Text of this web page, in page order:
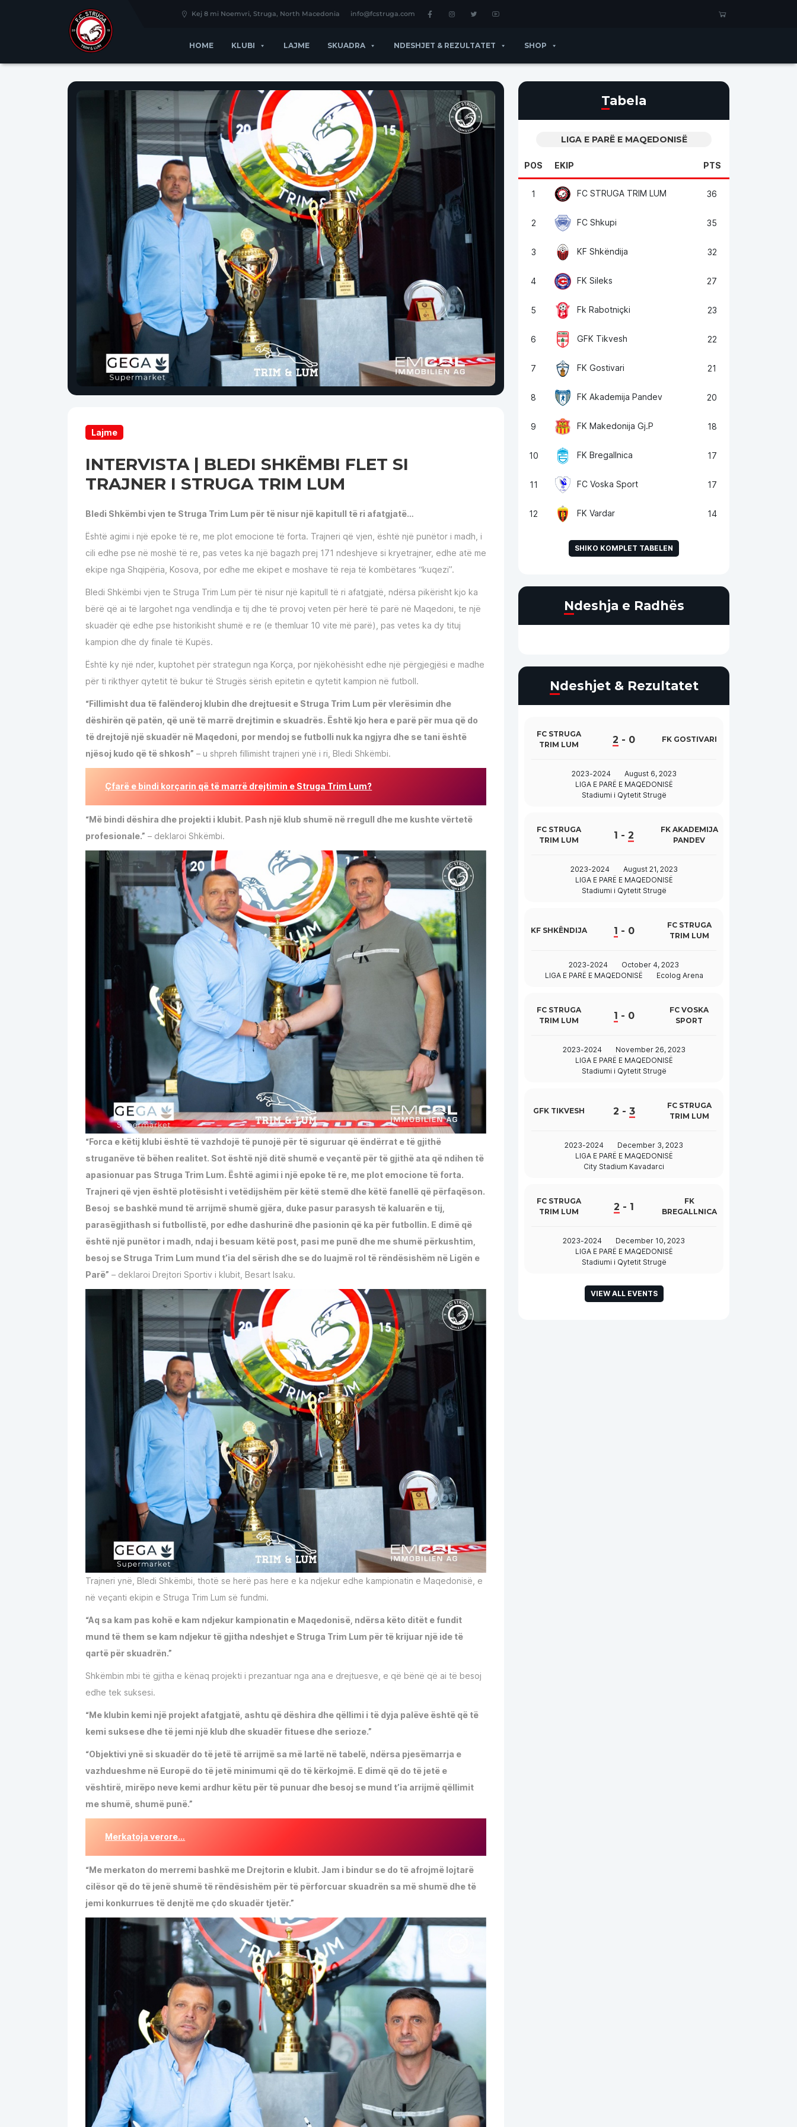
Kej 8 mi Noemvri, Struga, North Macedonia info@fcstruga.com
HOME KLUBI LAJME SKUADRA NDESHJET & REZULTATET SHOP
Lajme
INTERVISTA | BLEDI SHKËMBI FLET SI
TRAJNER I STRUGA TRIM LUM
Bledi Shkëmbi vjen te Struga Trim Lum për të nisur një kapitull të ri afatgjatë…
Është agimi i një epoke të re, me plot emocione të forta. Trajneri që vjen, është një punëtor i madh, i
cili edhe pse në moshë të re, pas vetes ka një bagazh prej 171 ndeshjeve si kryetrajner, edhe atë me
ekipe nga Shqipëria, Kosova, por edhe me ekipet e moshave të reja të kombëtares “kuqezi”.
Bledi Shkëmbi vjen te Struga Trim Lum për të nisur një kapitull të ri afatgjatë, ndërsa pikërisht kjo ka
bërë që ai të largohet nga vendlindja e tij dhe të provoj veten për herë të parë në Maqedoni, te një
skuadër që edhe pse historikisht shumë e re (e themluar 10 vite më parë), pas vetes ka dy tituj
kampion dhe dy finale të Kupës.
Është ky një nder, kuptohet për strategun nga Korça, por njëkohësisht edhe një përgjegjësi e madhe
për ti rikthyer qytetit të bukur të Strugës sërish epitetin e qytetit kampion në futboll.
“Fillimisht dua të falënderoj klubin dhe drejtuesit e Struga Trim Lum për vlerësimin dhe
dëshirën që patën, që unë të marrë drejtimin e skuadrës. Është kjo hera e parë për mua që do
të drejtojë një skuadër në Maqedoni, por mendoj se futbolli nuk ka ngjyra dhe se tani është
njësoj kudo që të shkosh” – u shpreh fillimisht trajneri ynë i ri, Bledi Shkëmbi.
Çfarë e bindi korçarin që të marrë drejtimin e Struga Trim Lum?
“Më bindi dëshira dhe projekti i klubit. Pash një klub shumë në rregull dhe me kushte vërtetë
profesionale.” – deklaroi Shkëmbi.
“Forca e këtij klubi është të vazhdojë të punojë për të siguruar që ëndërrat e të gjithë
struganëve të bëhen realitet. Sot është një ditë shumë e veçantë për të gjithë ata që ndihen të
apasionuar pas Struga Trim Lum. Është agimi i një epoke të re, me plot emocione të forta.
Trajneri që vjen është plotësisht i vetëdijshëm për këtë stemë dhe këtë fanellë që përfaqëson.
Besoj se bashkë mund të arrijmë shumë gjëra, duke pasur parasysh të kaluarën e tij,
parasëgjithash si futbollistë, por edhe dashurinë dhe pasionin që ka për futbollin. E dimë që
është një punëtor i madh, ndaj i besuam këtë post, pasi me punë dhe me shumë përkushtim,
besoj se Struga Trim Lum mund t’ia del sërish dhe se do luajmë rol të rëndësishëm në Ligën e
Parë” – deklaroi Drejtori Sportiv i klubit, Besart Isaku.
Trajneri ynë, Bledi Shkëmbi, thotë se herë pas here e ka ndjekur edhe kampionatin e Maqedonisë, e
në veçanti ekipin e Struga Trim Lum së fundmi.
“Aq sa kam pas kohë e kam ndjekur kampionatin e Maqedonisë, ndërsa këto ditët e fundit
mund të them se kam ndjekur të gjitha ndeshjet e Struga Trim Lum për të krijuar një ide të
qartë për skuadrën.”
Shkëmbin mbi të gjitha e kënaq projekti i prezantuar nga ana e drejtuesve, e që bënë që ai të besoj
edhe tek suksesi.
“Me klubin kemi një projekt afatgjatë, ashtu që dëshira dhe qëllimi i të dyja palëve është që të
kemi suksese dhe të jemi një klub dhe skuadër fituese dhe serioze.”
“Objektivi ynë si skuadër do të jetë të arrijmë sa më lartë në tabelë, ndërsa pjesëmarrja e
vazhdueshme në Europë do të jetë minimumi që do të kërkojmë. E dimë që do të jetë e
vështirë, mirëpo neve kemi ardhur këtu për të punuar dhe besoj se mund t’ia arrijmë qëllimit
me shumë, shumë punë.”
Merkatoja verore…
“Me merkaton do merremi bashkë me Drejtorin e klubit. Jam i bindur se do të afrojmë lojtarë
cilësor që do të jenë shumë të rëndësishëm për të përforcuar skuadrën sa më shumë dhe të
jemi konkurrues të denjtë me çdo skuadër tjetër.”
Tabela
LIGA E PARË E MAQEDONISË
POS EKIP PTS
1 FC STRUGA TRIM LUM 36
2 FC Shkupi 35
3 KF Shkëndija 32
4 FK Sileks 27
5 Fk Rabotniçki 23
6 GFK Tikvesh 22
7 FK Gostivari 21
8 FK Akademija Pandev 20
9 FK Makedonija Gj.P 18
10 FK Bregallnica 17
11 FC Voska Sport 17
12 FK Vardar 14
SHIKO KOMPLET TABELEN
Ndeshja e Radhës
Ndeshjet & Rezultatet
FC STRUGA
TRIM LUM
2 - 0 FK GOSTIVARI
2023-2024
August 6, 2023
LIGA E PARË E MAQEDONISË
Stadiumi i Qytetit Strugë
FC STRUGA
TRIM LUM
1 - 2
FK AKADEMIJA
PANDEV
2023-2024
August 21, 2023
LIGA E PARË E MAQEDONISË
Stadiumi i Qytetit Strugë
KF SHKËNDIJA 1 - 0
FC STRUGA
TRIM LUM
2023-2024
October 4, 2023
LIGA E PARË E MAQEDONISË
Ecolog Arena
FC STRUGA
TRIM LUM
1 - 0
FC VOSKA
SPORT
2023-2024
November 26, 2023
LIGA E PARË E MAQEDONISË
Stadiumi i Qytetit Strugë
GFK TIKVESH 2 - 3
FC STRUGA
TRIM LUM
2023-2024
December 3, 2023
LIGA E PARË E MAQEDONISË
City Stadium Kavadarci
FC STRUGA
TRIM LUM
2 - 1
FK
BREGALLNICA
2023-2024
December 10, 2023
LIGA E PARË E MAQEDONISË
Stadiumi i Qytetit Strugë
VIEW ALL EVENTS